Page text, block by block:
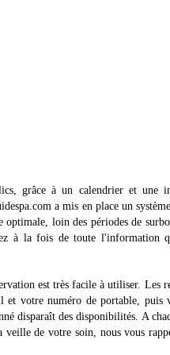
grâce à un calendrier et une
a mis en place un
optimale, loin des périodes de
à la fois de toute l'information
est très facile à utiliser. Les
et votre numéro de portable,
disparaît des disponibilités. A
de votre soin, nous vous